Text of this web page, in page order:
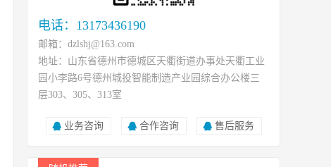
电话：13173436190
邮箱：dzlshj@163.com
地址：山东省德州市德城区天衢街道办事处天衢工业
园小李路6号德州城投智能制造产业园综合办公楼三
层303、305、313室
业务咨询 合作咨询 售后服务